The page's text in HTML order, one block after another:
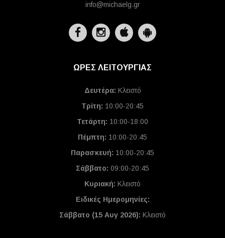
info@michaelg.gr
ΩΡΕΣ ΛΕΙΤΟΥΡΓΙΑΣ
Δευτέρα: Κλειστό
Τρίτη: 10:00-20:45
Τετάρτη: 10:00-18:00
Πέμπτη: 10:00-20:45
Παρασκευή: 10:00-20:45
Σάββατο: 09:00-20:45
Κυριακή: Κλειστό
Ειδικές Ημερομηνίες:
Σάββατο (15 Αυγ 2026): Κλειστό